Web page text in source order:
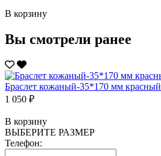
В корзину
Вы смотрели ранее
Браслет кожаный-35*170 мм красный
1 050 ₽
В корзину
ВЫБЕРИТЕ РАЗМЕР
Телефон: